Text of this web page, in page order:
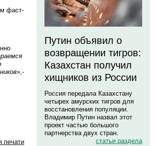
фаст-
»,-
печати
Путин объявил о
возвращении тигров:
Казахстан получил
хищников из России
Россия передала Казахстану
четырех амурских тигров для
восстановления популяции.
Владимир Путин назвал этот
проект частью большого
партнерства двух стран.
статьи раздела